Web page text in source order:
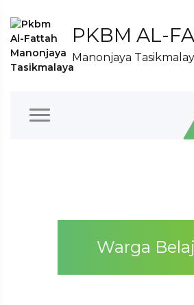
PKBM AL-
Manonjaya
Warga